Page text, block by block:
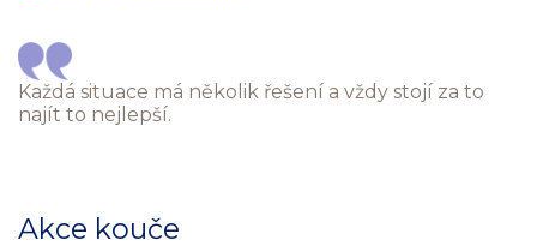
Každá situace má několik řešení a vždy stojí za to
najít to nejlepší.
Akce kouče